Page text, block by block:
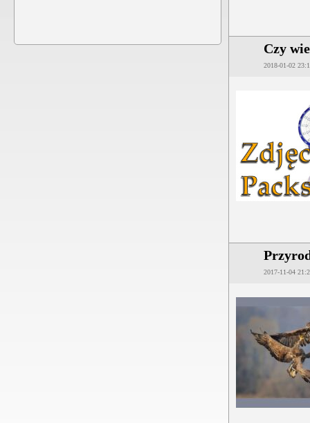
Czy
2018-01-02
2017-11-04